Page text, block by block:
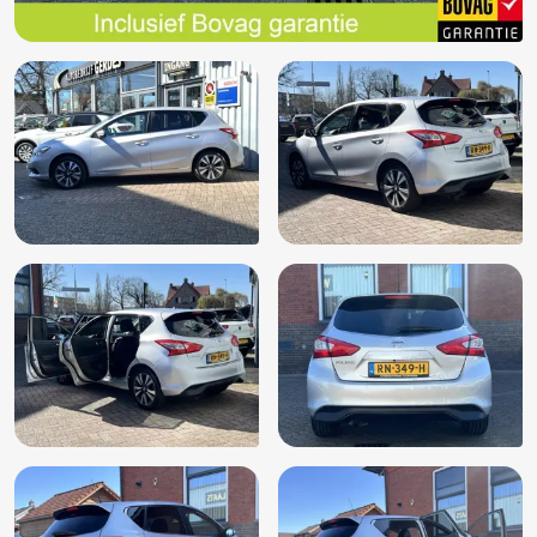
Stuur multifunctioneel